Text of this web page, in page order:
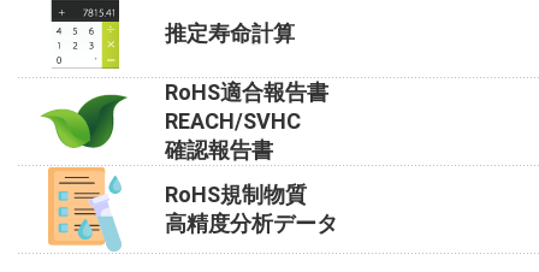
推定寿命計算
RoHS適合報告書
REACH/SVHC
確認報告書
RoHS規制物質
高精度分析データ